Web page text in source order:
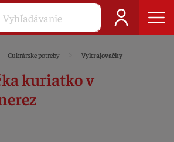
Cukrárske potreby Vykrajovačky
kuriatko v